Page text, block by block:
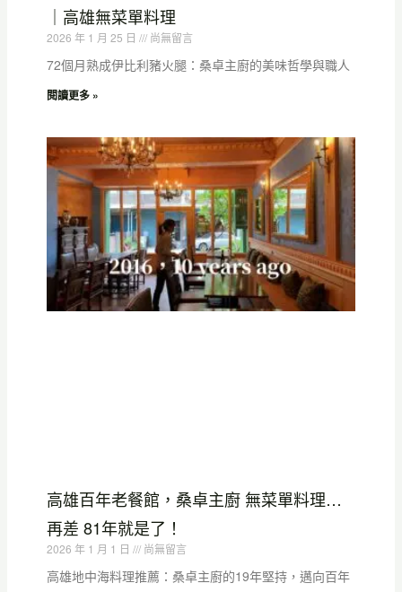
｜高雄無菜單料理
2026 年 1 月 25 日 尚無留言
72個月熟成伊比利豬火腿：桑卓主廚的美味哲學與職人
閱讀更多 »
高雄百年老餐館，桑卓主廚 無菜單料理…
再差 81年就是了！
2026 年 1 月 1 日 尚無留言
高雄地中海料理推薦：桑卓主廚的19年堅持，邁向百年